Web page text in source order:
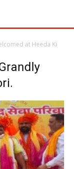
at Heeda Ki